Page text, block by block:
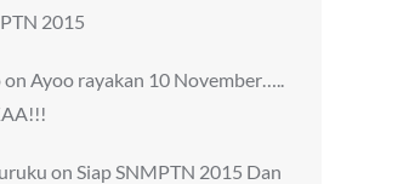
2015
on Ayoo rayakan 10 November…..
on Siap SNMPTN 2015 Dan